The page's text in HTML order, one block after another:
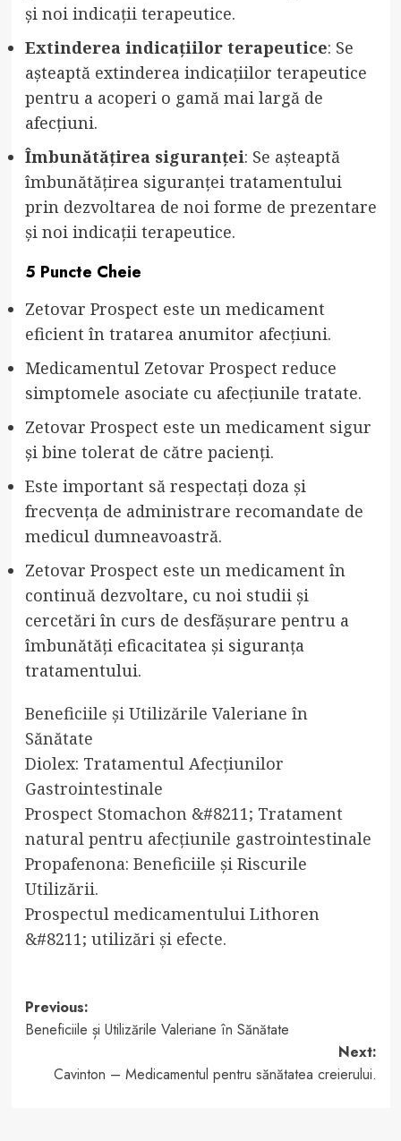
și noi indicații terapeutice.
Extinderea indicațiilor terapeutice: Se
așteaptă extinderea indicațiilor terapeutice
pentru a acoperi o gamă mai largă de
afecțiuni.
Îmbunătățirea siguranței: Se așteaptă
îmbunătățirea siguranței tratamentului
prin dezvoltarea de noi forme de prezentare
și noi indicații terapeutice.
5 Puncte Cheie
Zetovar Prospect este un medicament
eficient în tratarea anumitor afecțiuni.
Medicamentul Zetovar Prospect reduce
simptomele asociate cu afecțiunile tratate.
Zetovar Prospect este un medicament sigur
și bine tolerat de către pacienți.
Este important să respectați doza și
frecvența de administrare recomandate de
medicul dumneavoastră.
Zetovar Prospect este un medicament în
continuă dezvoltare, cu noi studii și
cercetări în curs de desfășurare pentru a
îmbunătăți eficacitatea și siguranța
tratamentului.
Beneficiile și Utilizările Valeriane în
Sănătate
Diolex: Tratamentul Afecțiunilor
Gastrointestinale
Prospect Stomachon &#8211; Tratament
natural pentru afecțiunile gastrointestinale
Propafenona: Beneficiile și Riscurile
Utilizării.
Prospectul medicamentului Lithoren
&#8211; utilizări și efecte.
Post
navigation
Previous:
Beneficiile și Utilizările Valeriane în Sănătate
Next:
Cavinton – Medicamentul pentru sănătatea creierului.